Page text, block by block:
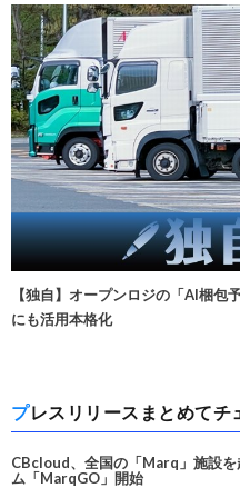
【独自】オープンロジの「AI梱包
にも活用本格化
プレスリリースまとめてチ
CBcloud、全国の「Marq」施設
ム「MarqGO」開始